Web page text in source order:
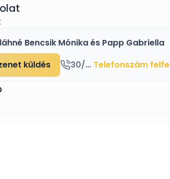
Bencsik Mónika és Papp Gabriella
küldés
30/253-19-03 és 30/296-00-26 Telefonszám